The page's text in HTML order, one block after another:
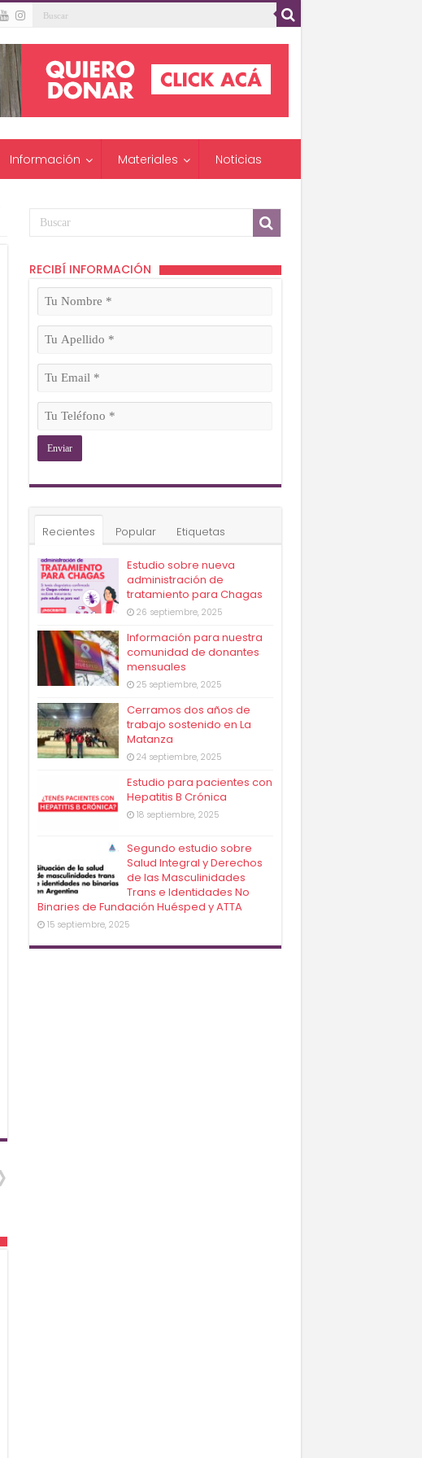
Información Materiales Noticias
RECIBÍ INFORMACIÓN
Tu
(Obligatorio)
Tu
Apellido
(Obligatorio)
Tu
(Obligatorio)
Tu
(Obligatorio)
Recientes Popular Etiquetas
Estudio sobre nueva
administración de
tratamiento para Chagas
26 septiembre, 2025
Información para nuestra
comunidad de donantes
mensuales
25 septiembre, 2025
Cerramos dos años de
trabajo sostenido en La
Matanza
24 septiembre, 2025
Estudio para pacientes con
Hepatitis B Crónica
18 septiembre, 2025
Segundo estudio sobre
Salud Integral y Derechos
de las Masculinidades
Trans e Identidades No
Binaries de Fundación Huésped y ATTA
15 septiembre, 2025